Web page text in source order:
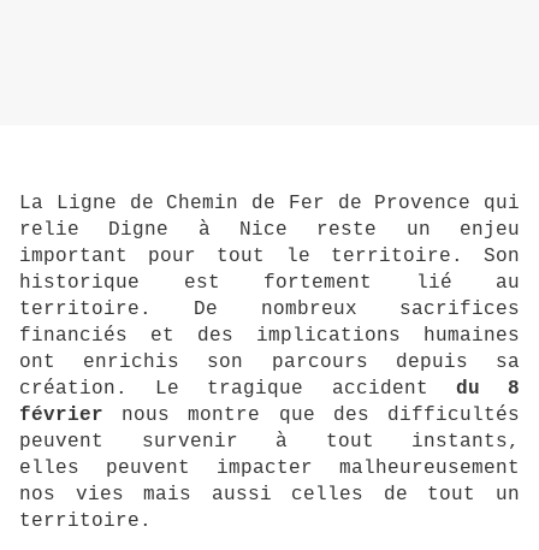
La Ligne de Chemin de Fer de Provence qui
relie Digne à Nice reste un enjeu
important pour tout le territoire.
Son
historique est fortement lié au
territoire.
De nombreux sacrifices
financiés et des implications humaines
ont enrichis son parcours depuis sa
création.
Le tragique accident du 8
février nous montre que des difficultés
peuvent survenir à tout instants,
elles peuvent
impacter malheureusement
nos vies mais aussi celles de tout un
territoire.